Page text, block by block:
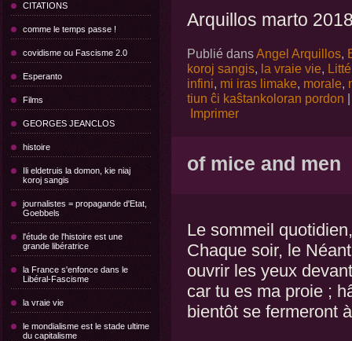
CITATIONS
comme le temps passe !
covidisme ou Fascisme 2.0
Esperanto
Films
GEORGES JEANCLOS
histoire
Ili eldetruis la domon, kie niaj
koroj sangis
journalistes = propagande d'Etat,
Goebbels
l'étude de l'histoire est une
grande libératrice
la France s'enfonce dans le
Libéral-Fascisme
la vraie vie
le mondialisme est le stade ultime
du capitalisme
Arquillos marto
Publié dansAngel Arquillos,
koroj sangis, la vraie vie,
infini, mi iras limake, morale,
tiun ĉi kaŝtankoloran pordon
Imprimer
of mice and men
Le sommeil
Chaque soir, le
ouvrir les yeux
car tu es ma proie ;
bientôt se fermeront